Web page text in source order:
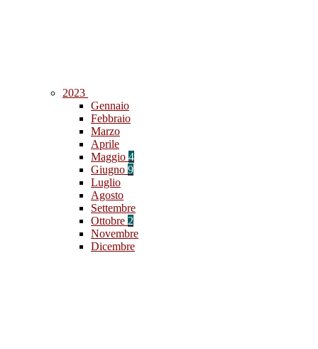
2023
Gennaio
Febbraio
Marzo
Aprile
Maggio 4
Giugno 9
Luglio
Agosto
Settembre
Ottobre 2
Novembre
Dicembre